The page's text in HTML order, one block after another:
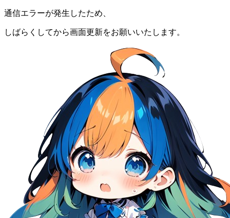
通信エラーが発生したため、
しばらくしてから画面更新をお願いいたします。